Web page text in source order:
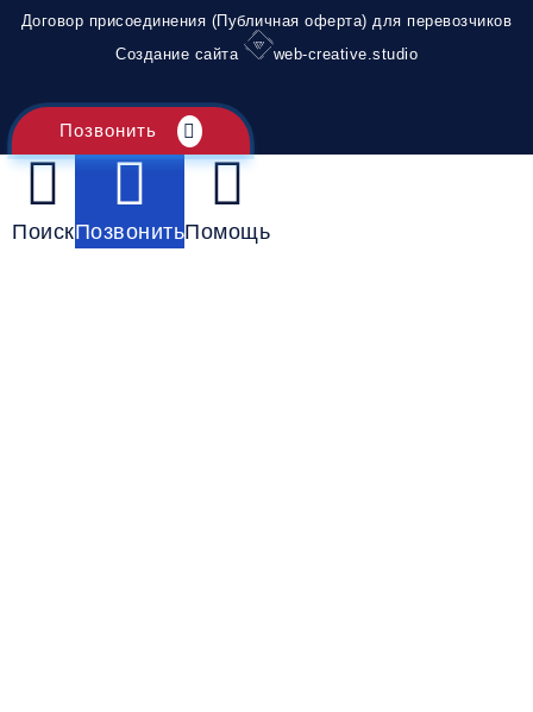
Договор присоединения (Публичная оферта) для перевозчиков
Создание сайта
web-creative.studio
Позвонить
ПоискПозвонитьПомощь